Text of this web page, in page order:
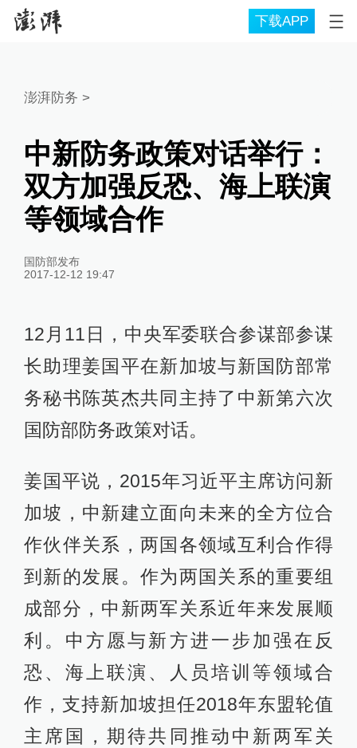
下载APP
澎湃防务 >
中新防务政策对话举行：
双方加强反恐、海上联演
等领域合作
国防部发布
2017-12-12 19:47
12月11日，中央军委联合参谋部参谋
长助理姜国平在新加坡与新国防部常
务秘书陈英杰共同主持了中新第六次
国防部防务政策对话。
姜国平说，2015年习近平主席访问新
加坡，中新建立面向未来的全方位合
作伙伴关系，两国各领域互利合作得
到新的发展。作为两国关系的重要组
成部分，中新两军关系近年来发展顺
利。中方愿与新方进一步加强在反
恐、海上联演、人员培训等领域合
作，支持新加坡担任2018年东盟轮值
主席国，期待共同推动中新两军关